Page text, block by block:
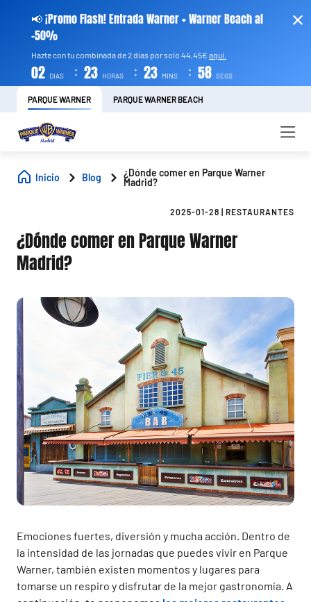
📢 ¡Promo Flash! Entrada Warner + Warner Beach al
-50%
Hazte con tu combinada de 2 días por solo 44,45€ aquí.
02 DIAS : 23 HORAS : 23 MINS : 57 SEGS
PARQUE WARNER PARQUE WARNER BEACH
Inicio Blog
¿Dónde comer en Parque Warner
Madrid?
2025-01-28 RESTAURANTES
¿Dónde comer en Parque Warner
Madrid?
Emociones fuertes, diversión y mucha acción. Dentro de
la intensidad de las jornadas que puedes vivir en Parque
Warner, también existen momentos y lugares para
tomarse un respiro y disfrutar de la mejor gastronomía. A